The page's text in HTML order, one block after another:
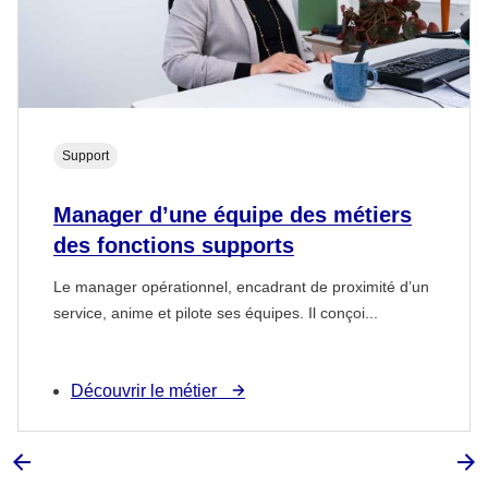
Manager d’une équipe des métiers
des fonctions supports
Le manager opérationnel, encadrant de proximité d’un
service, anime et pilote ses équipes. Il conçoi...
Support
Découvrir le métier